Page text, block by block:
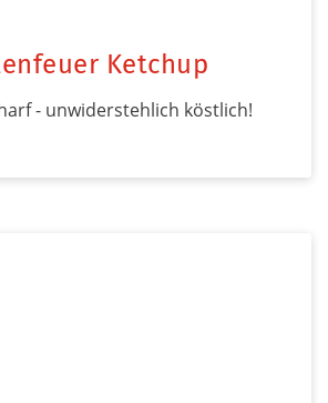
Ketchup
- unwiderstehlich köstlich!